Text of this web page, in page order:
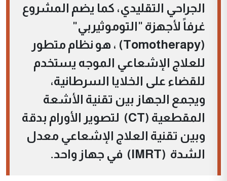
الجراحي التقليدي، كما يضم المشروع
غرفاً لأجهزة "التوموثيربي"
(Tomotherapy) ، هو نظام متطور
للعلاج الإشعاعي الموجه يستخدم
للقضاء على الخلايا السرطانية،
ويجمع الجهاز بين تقنية الأشعة
المقطعية (CT) لتصوير الأورام بدقة
وبين تقنية العلاج الإشعاعي معدل
الشدة (IMRT) في جهاز واحد.